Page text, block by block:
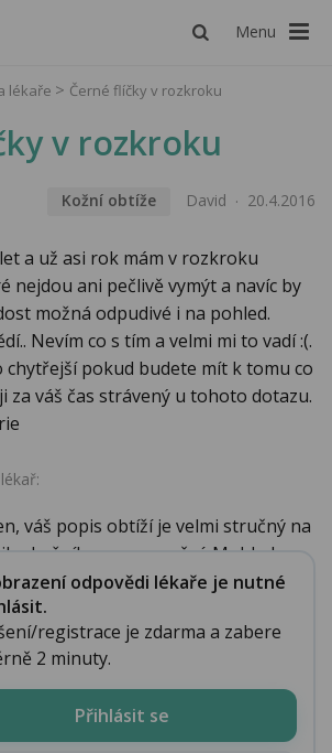
Menu
lékaře Černé flíčky v rozkroku
v rozkroku
Kožní obtíže David 20.4.2016
a už asi rok mám v rozkroku
nejdou ani pečlivě vymýt a navíc by
možná odpudivé i na pohled.
Nevím co s tím a velmi mi to vadí :(.
chytřejší pokud budete mít k tomu co
za váš čas strávený u tohoto dotazu.
váš popis obtíží je velmi stručný na
kožního onemocnění. Mohlo by...
odpovědi lékaře je nutné
registrace je zdarma a zabere
2 minuty.
Přihlásit se